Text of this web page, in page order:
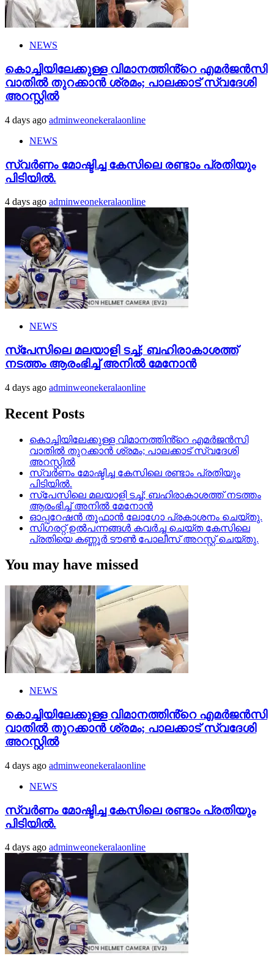
NEWS
കൊച്ചിയിലേക്കുള്ള വിമാനത്തിൻ്റെ എമര്‍ജന്‍സി
വാതില്‍ തുറക്കാന്‍ ശ്രമം; പാലക്കാട് സ്വദേശി
അറസ്റ്റില്‍
4 days ago adminweonekeralaonline
NEWS
സ്വർണം മോഷ്ടിച്ച കേസിലെ രണ്ടാം പ്രതിയും
പിടിയിൽ.
4 days ago adminweonekeralaonline
NEWS
സ്‌പേസിലെ മലയാളി ടച്ച്; ബഹിരാകാശത്ത്
നടത്തം ആരംഭിച്ച് അനില്‍ മേനോന്‍
4 days ago adminweonekeralaonline
Recent Posts
കൊച്ചിയിലേക്കുള്ള വിമാനത്തിൻ്റെ എമര്‍ജന്‍സി
വാതില്‍ തുറക്കാന്‍ ശ്രമം; പാലക്കാട് സ്വദേശി
അറസ്റ്റില്‍
സ്വർണം മോഷ്ടിച്ച കേസിലെ രണ്ടാം പ്രതിയും
പിടിയിൽ.
സ്‌പേസിലെ മലയാളി ടച്ച്; ബഹിരാകാശത്ത് നടത്തം
ആരംഭിച്ച് അനില്‍ മേനോന്‍
ഓപ്പറേഷൻ തൂഫാൻ ലോഗോ പ്രകാശനം ചെയ്തു.
സിഗരറ്റ് ഉൽപന്നങ്ങൾ കവർച്ച ചെയ്ത കേസിലെ
പ്രതിയെ കണ്ണൂർ ടൗൺ പോലീസ് അറസ്റ്റ് ചെയ്തു.
You may have missed
NEWS
കൊച്ചിയിലേക്കുള്ള വിമാനത്തിൻ്റെ എമര്‍ജന്‍സി
വാതില്‍ തുറക്കാന്‍ ശ്രമം; പാലക്കാട് സ്വദേശി
അറസ്റ്റില്‍
4 days ago adminweonekeralaonline
NEWS
സ്വർണം മോഷ്ടിച്ച കേസിലെ രണ്ടാം പ്രതിയും
പിടിയിൽ.
4 days ago adminweonekeralaonline